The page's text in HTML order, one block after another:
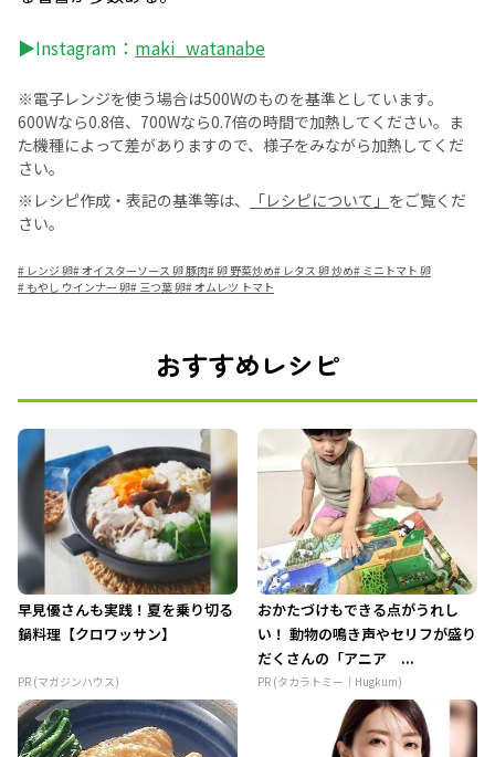
▶Instagram： maki_watanabe
※電子レンジを使う場合は500Wのものを基準としています。
600Wなら0.8倍、700Wなら0.7倍の時間で加熱してください。ま
た機種によって差がありますので、様子をみながら加熱してくだ
さい。
※レシピ作成・表記の基準等は、
「レシピについて」 をご覧くだ
さい。
# レンジ 卵#オイスターソース 卵 豚肉#卵 野菜炒め# レタス 卵 炒め# ミニトマト 卵
# もやし ウインナー 卵# 三つ葉 卵#オムレツ トマト
おすすめレシピ
早見優さんも実践！夏を乗り切る
鍋料理【クロワッサン】
PR (マガジンハウス)
おかたづけもできる点がうれし
い！ 動物の鳴き声やセリフが盛り
だくさんの「アニア ...
PR (タカラトミー｜Hugkum)